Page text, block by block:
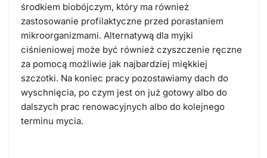
środkiem biobójczym, który ma również
zastosowanie profilaktyczne przed porastaniem
mikroorganizmami. Alternatywą dla myjki
ciśnieniowej może być również czyszczenie ręczne
za pomocą możliwie jak najbardziej miękkiej
szczotki. Na koniec pracy pozostawiamy dach do
wyschnięcia, po czym jest on już gotowy albo do
dalszych prac renowacyjnych albo do kolejnego
terminu mycia.